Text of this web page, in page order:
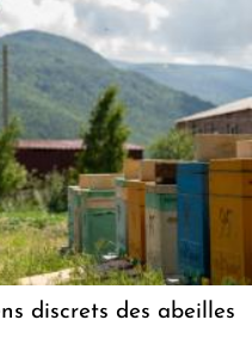
discrets des abeilles